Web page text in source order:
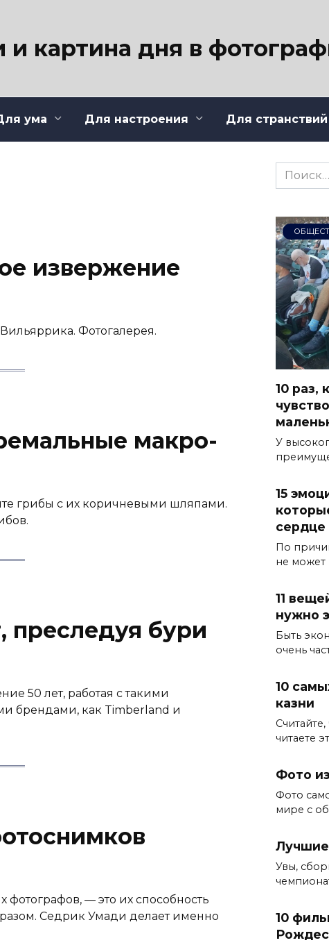
и картина дня в
ума Для настроения Для странствий
извержение
Фотогалерея.
макро-
грибы с их коричневыми шляпами.
преследуя бури
50 лет, работая с такими
брендами, как Timberland и
— это их способность
Седрик Умади делает именно
Search
for:
10 раз,
У
15
сердце
По
не может
11
нужно
Быть
очень
10
казни
читаете
Фото
Фото
мире с
Лучшие
Увы,
10